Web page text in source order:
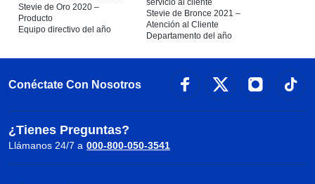
Stevie de Oro 2020 –
Producto
Equipo directivo del año
servicio al cliente
Stevie de Bronce 2021 –
Atención al Cliente
Departamento del año
Conéctate Con Nosotros
¿Tienes Preguntas?
Llámanos 24/7 a 000-800-050-3541